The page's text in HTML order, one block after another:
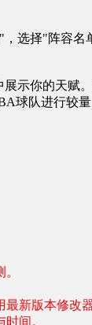
选择"阵容名
示你的天
球队进行较量
最新版本修改
间。